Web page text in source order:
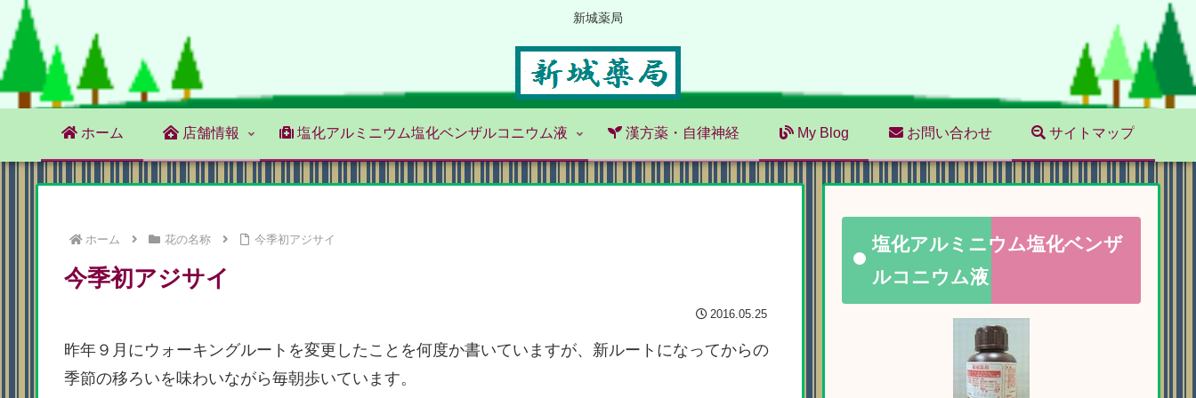
新城薬局
ホーム 店舗情報 塩化アルミニウム塩化ベンザルコニウム液 漢方薬・自律神経 My Blog お問い合わせ サイトマップ
ホーム 花の名称 今季初アジサイ
今季初アジサイ
2016.05.25
昨年９月にウォーキングルートを変更したことを何度か書いていますが、新ルートになってからの
季節の移ろいを味わいながら毎朝歩いています。
塩化アルミニウム塩化ベンザ
ルコニウム液